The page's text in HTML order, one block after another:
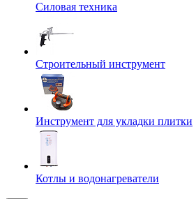
Силовая техника
Строительный инструмент
Инструмент для укладки плитки
Котлы и водонагреватели